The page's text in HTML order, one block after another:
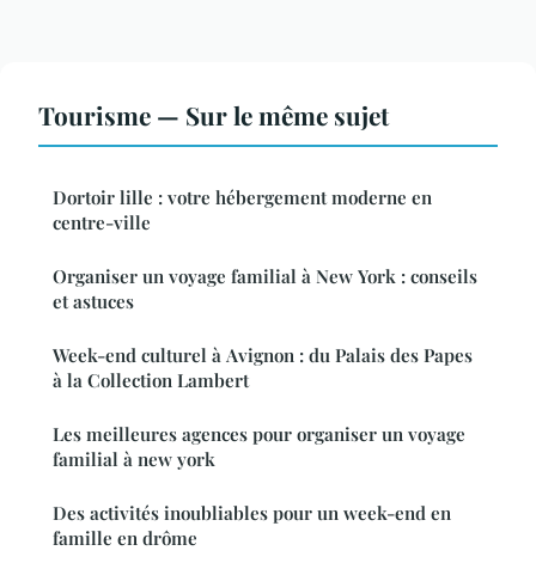
Tourisme — Sur le même sujet
Dortoir lille : votre hébergement moderne en
centre-ville
Organiser un voyage familial à New York : conseils
et astuces
Week-end culturel à Avignon : du Palais des Papes
à la Collection Lambert
Les meilleures agences pour organiser un voyage
familial à new york
Des activités inoubliables pour un week-end en
famille en drôme